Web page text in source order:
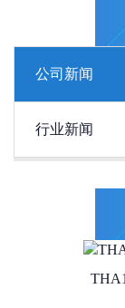
公司新闻
行业新闻